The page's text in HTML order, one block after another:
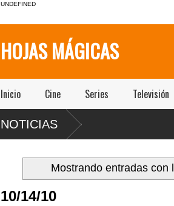
UNDEFINED
HOJAS MÁGICAS
Inicio Cine Series Televisión
NOTICIAS
Mostrando entradas
10/14/10